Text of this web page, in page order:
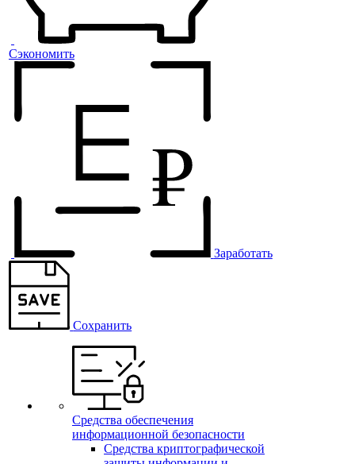
Сэкономить
Заработать
Сохранить
Средства обеспечения
информационной безопасности
Средства криптографической